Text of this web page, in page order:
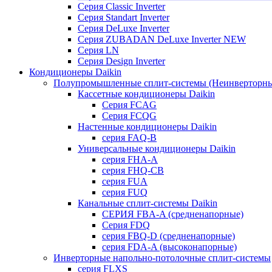
Серия Classic Inverter
Серия Standart Inverter
Серия DeLuxe Inverter
Серия ZUBADAN DeLuxe Inverter NEW
Серия LN
Серия Design Inverter
Кондиционеры Daikin
Полупромышленные сплит-системы
Кассетные кондиционеры Daikin
Серия FCAG
Серия FCQG
Настенные кондиционеры Daikin
серия FAQ-B
Универсальные кондиционеры Daikin
серия FHA-A
серия FHQ-CB
серия FUA
серия FUQ
Канальные сплит-системы Daikin
СЕРИЯ FBA-A (средненапорные)
Серия FDQ
серия FBQ-D (средненапорные)
серия FDA-A (высоконапорные)
Инверторные напольно-потолочные сплит-системы
серия FLXS